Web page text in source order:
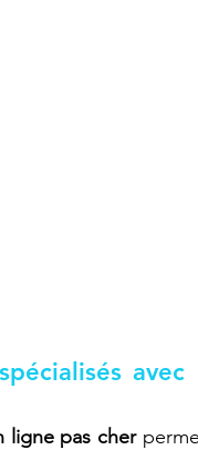
ligne pas cher